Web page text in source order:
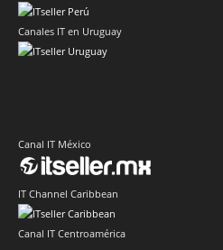
Canales IT en Uruguay
Canal IT México
IT Channel Caribbean
Canal IT Centroamérica